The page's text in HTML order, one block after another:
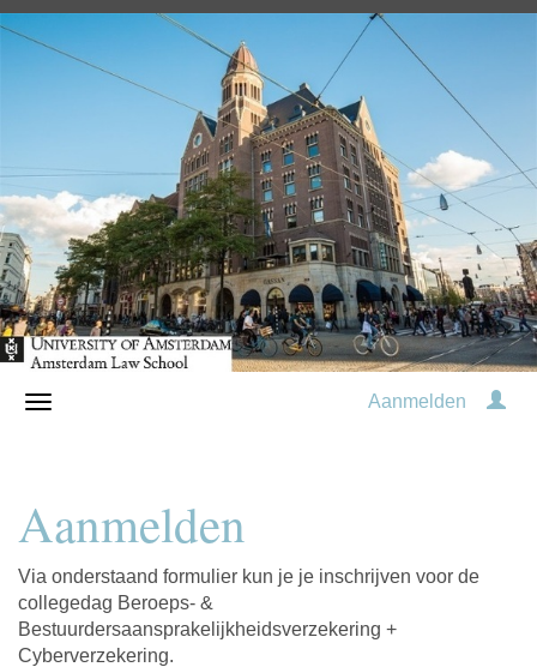
Aanmelden
Aanmelden
Via onderstaand formulier kun je je inschrijven voor de
collegedag Beroeps- &
Bestuurdersaansprakelijkheidsverzekering +
Cyberverzekering.